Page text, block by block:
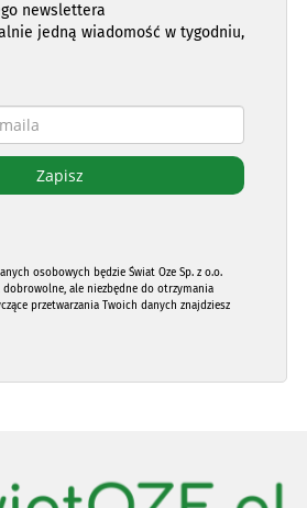
newslettera
jedną wiadomość w tygodniu,
osobowych będzie Świat Oze Sp. z o.o.
ale niezbędne do otrzymania
przetwarzania Twoich danych znajdziesz